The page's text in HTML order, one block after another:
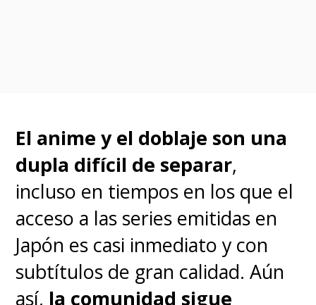
secundaria, 'Ryota' juega con
el equipo de baloncesto de la
escuela secundaria Shohoku
junto con 'Sakuragi',
'Rukawa', 'Akagi' y 'Mitsui'
para entrar a la cancha del
Campeonato Nacional Inter-
El anime y el doblaje son una
dupla difícil de separar,
incluso en tiempos en los que el
acceso a las series emitidas en
Japón es casi inmediato y con
subtítulos de gran calidad. Aún
así, la comunidad sigue